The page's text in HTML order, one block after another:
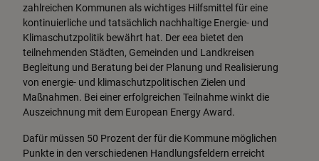
zahlreichen Kommunen als wichtiges Hilfsmittel für eine
kontinuierliche und tatsächlich nachhaltige Energie- und
Klimaschutzpolitik bewährt hat. Der eea bietet den
teilnehmenden Städten, Gemeinden und Landkreisen
Begleitung und Beratung bei der Planung und Realisierung
von energie- und klimaschutzpolitischen Zielen und
Maßnahmen. Bei einer erfolgreichen Teilnahme winkt die
Auszeichnung mit dem European Energy Award.
Dafür müssen 50 Prozent der für die Kommune möglichen
Punkte in den verschiedenen Handlungsfeldern erreicht